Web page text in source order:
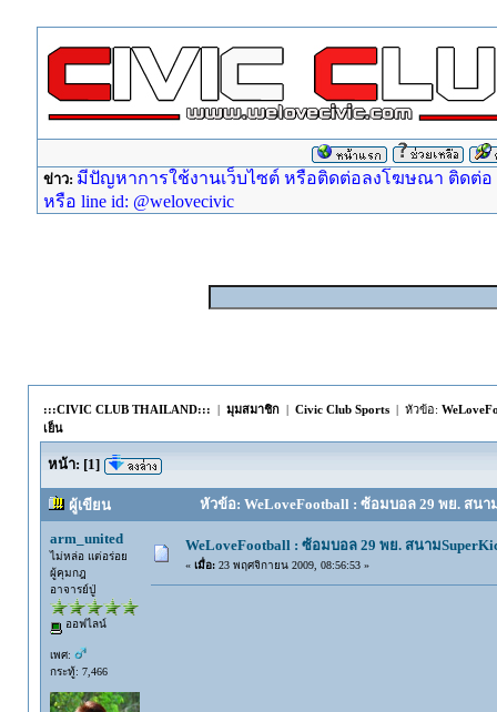
ข่าว: มีปัญหาการใช้งานเว็บไซต์ หรือติดต่อลงโฆษณา ติดต่อ
หรือ line id: @welovecivic
:::CIVIC CLUB THAILAND::: | มุมสมาชิก| Civic Club Sports| หัวข้อ:
เย็น
หน้า: [1]
ผู้เขียน หัวข้อ: WeLoveFootball : ซ้อมบอล 29 พย. สนา
arm_united
ไม่หล่อ แต่อร่อย
ผู้คุมกฎ
อาจารย์ปู่
ออฟไลน์
เพศ:
กระทู้: 7,466
WeLoveFootball : ซ้อมบอล 29 พย. สนาม
« เมื่อ:23 พฤศจิกายน 2009, 08:56:53 »